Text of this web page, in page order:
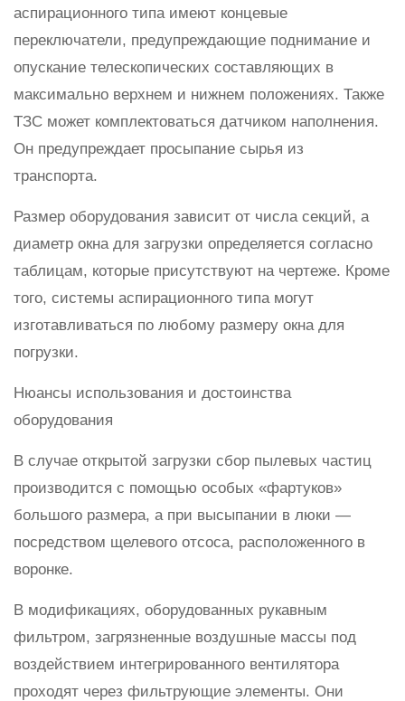
аспирационного типа имеют концевые
переключатели, предупреждающие поднимание и
опускание телескопических составляющих в
максимально верхнем и нижнем положениях. Также
ТЗС может комплектоваться датчиком наполнения.
Он предупреждает просыпание сырья из
транспорта.
Размер оборудования зависит от числа секций, а
диаметр окна для загрузки определяется согласно
таблицам, которые присутствуют на чертеже. Кроме
того, системы аспирационного типа могут
изготавливаться по любому размеру окна для
погрузки.
Нюансы использования и достоинства
оборудования
В случае открытой загрузки сбор пылевых частиц
производится с помощью особых «фартуков»
большого размера, а при высыпании в люки —
посредством щелевого отсоса, расположенного в
воронке.
В модификациях, оборудованных рукавным
фильтром, загрязненные воздушные массы под
воздействием интегрированного вентилятора
проходят через фильтрующие элементы. Они